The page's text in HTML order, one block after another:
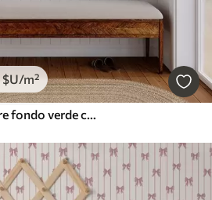
$U/m²
Flores minimalistas sobre fondo verde claro